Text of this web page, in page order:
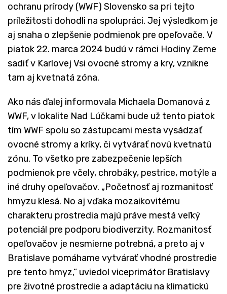
ochranu prírody (WWF) Slovensko sa pri tejto
príležitosti dohodli na spolupráci. Jej výsledkom je
aj snaha o zlepšenie podmienok pre opeľovače. V
piatok 22. marca 2024 budú v rámci Hodiny Zeme
sadiť v Karlovej Vsi ovocné stromy a kry, vznikne
tam aj kvetnatá zóna.
Ako nás ďalej informovala Michaela Domanová z
WWF, v lokalite Nad Lúčkami bude už tento piatok
tím WWF spolu so zástupcami mesta vysádzať
ovocné stromy a kríky, či vytvárať novú kvetnatú
zónu. To všetko pre zabezpečenie lepších
podmienok pre včely, chrobáky, pestrice, motýle a
iné druhy opeľovačov. „Početnosť aj rozmanitosť
hmyzu klesá. No aj vďaka mozaikovitému
charakteru prostredia majú práve mestá veľký
potenciál pre podporu biodiverzity. Rozmanitosť
opeľovačov je nesmierne potrebná, a preto aj v
Bratislave pomáhame vytvárať vhodné prostredie
pre tento hmyz,“ uviedol viceprimátor Bratislavy
pre životné prostredie a adaptáciu na klimatickú